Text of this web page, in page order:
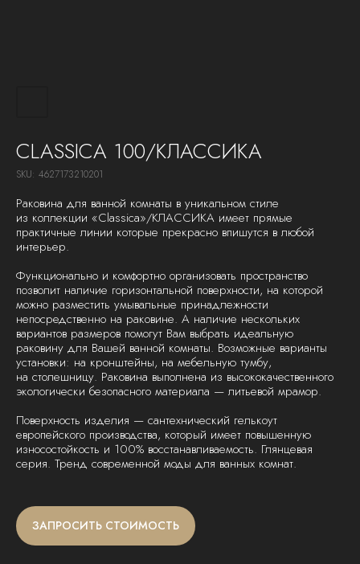
CLASSICA 100/КЛАССИКА
SKU: 4627173210201
Раковина для ванной комнаты в уникальном стиле
из коллекции «Classiсa»/КЛАССИКА имеет прямые
практичные линии которые прекрасно впишутся в любой
интерьер.
Функционально и комфортно организовать пространство
позволит наличие горизонтальной поверхности, на которой
можно разместить умывальные принадлежности
непосредственно на раковине. А наличие нескольких
вариантов размеров помогут Вам выбрать идеальную
раковину для Вашей ванной комнаты. Возможные варианты
установки: на кронштейны, на мебельную тумбу,
на столешницу. Раковина выполнена из высококачественного
экологически безопасного материала — литьевой мрамор.
Поверхность изделия — сантехнический гелькоут
европейского производства, который имеет повышенную
износостойкость и 100% восстанавливаемость. Глянцевая
серия. Тренд современной моды для ванных комнат.
ЗАПРОСИТЬ СТОИМОСТЬ